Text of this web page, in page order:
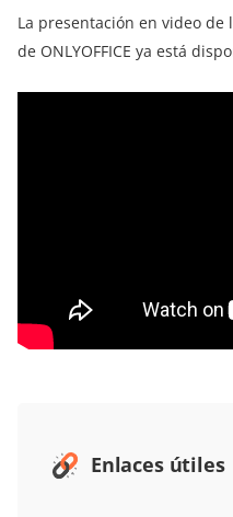
La presentación en video
de ONLYOFFICE ya está
Enlaces útiles